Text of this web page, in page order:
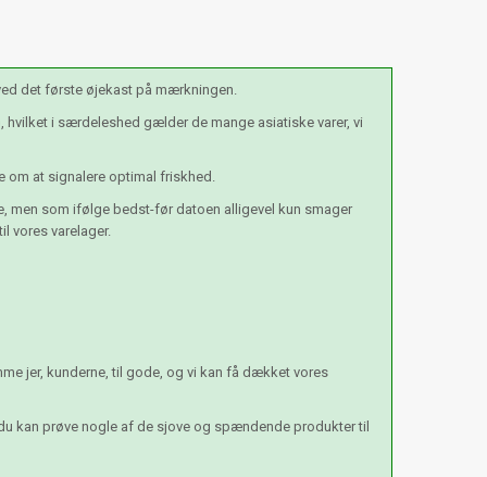
det første øjekast på mærkningen.
i særdeleshed gælder de mange asiatiske varer, vi
om at signalere optimal friskhed.
men som ifølge bedst-før datoen alligevel kun smager
vores varelager.
jer, kunderne, til gode, og vi kan få dækket vores
kan prøve nogle af de sjove og spændende produkter til